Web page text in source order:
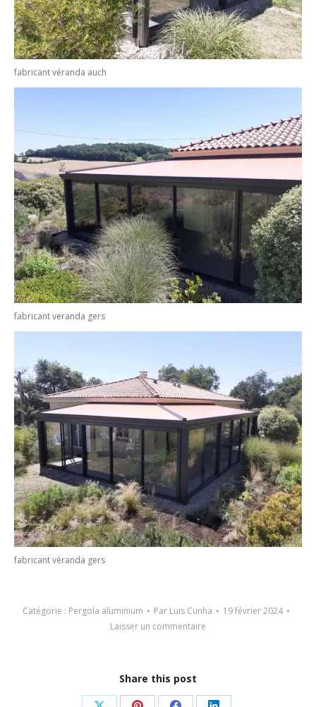
fabricant véranda auch
fabricant veranda gers
fabricant véranda gers
Catégorie : Pergola aluminium Par Luis Cunha
19 février 2024
Laisser un commentaire
Share this post